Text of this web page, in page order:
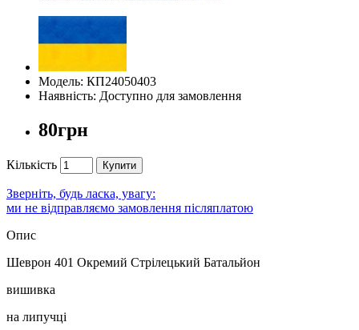
Модель: КП24050403
Наявність: Доступно для замовлення
80грн
Кількість Купити
Зверніть, будь ласка, увагу:
ми не відправляємо замовлення післяплатою
Опис
Шеврон 401 Окремий Стрілецький Батальйон
вишивка
на липучці